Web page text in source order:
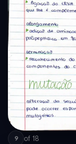
9 of 18